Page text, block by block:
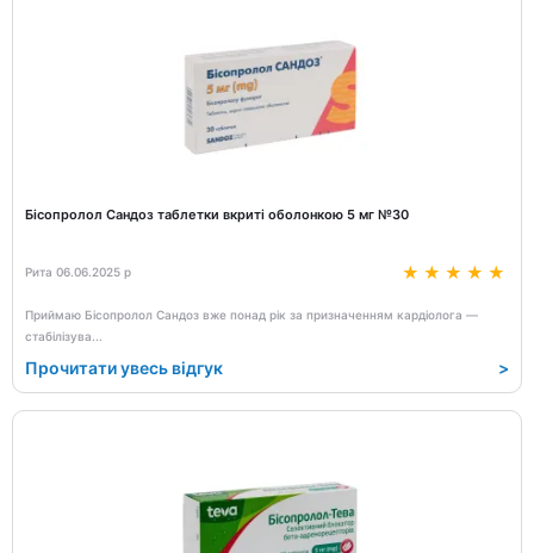
Бісопролол Сандоз таблетки вкриті оболонкою 5 мг №30
Рита 06.06.2025 р
Приймаю Бісопролол Сандоз вже понад рік за призначенням кардіолога —
стабілізува
Прочитати увесь відгук >